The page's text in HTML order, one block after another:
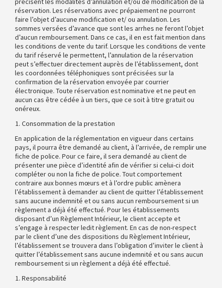
réservation. Les réservations avec prépaiement ne pourront
faire l’objet d’aucune modification et/ ou annulation. Les
sommes versées d’avance que sont les arrhes ne feront l’objet
d’aucun remboursement. Dans ce cas, il en est fait mention dans
les conditions de vente du tarif. Lorsque les conditions de vente
du tarif réservé le permettent, l’annulation de la réservation
peut s’effectuer directement auprès de l’établissement, dont
les coordonnées téléphoniques sont précisées sur la
confirmation de la réservation envoyée par courrier
électronique. Toute réservation est nominative et ne peut en
aucun cas être cédée à un tiers, que ce soit à titre gratuit ou
onéreux.
Consommation de la prestation
En application de la réglementation en vigueur dans certains
pays, il pourra être demandé au client, à l’arrivée, de remplir une
fiche de police. Pour ce faire, il sera demandé au client de
présenter une pièce d’identité afin de vérifier si celui-ci doit
compléter ou non la fiche de police. Tout comportement
contraire aux bonnes mœurs et à l’ordre public amènera
l’établissement à demander au client de quitter l’établissement
sans aucune indemnité et ou sans aucun remboursement si un
règlement a déjà été effectué. Pour les établissements
disposant d’un Règlement Intérieur, le client accepte et
s’engage à respecter ledit règlement. En cas de non-respect
par le client d’une des dispositions du Règlement Intérieur,
l’établissement se trouvera dans l’obligation d’inviter le client à
quitter l’établissement sans aucune indemnité et ou sans aucun
remboursement si un règlement a déjà été effectué.
Responsabilité